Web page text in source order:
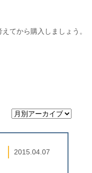
てから購入しましょう。
2015.04.07